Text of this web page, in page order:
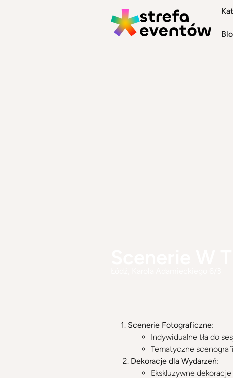
1. Scenerie Fotograficzne:
Indywidualne tła do
Tematyczne
Dekoracje dla Wydarzeń:
Ekskluzywne